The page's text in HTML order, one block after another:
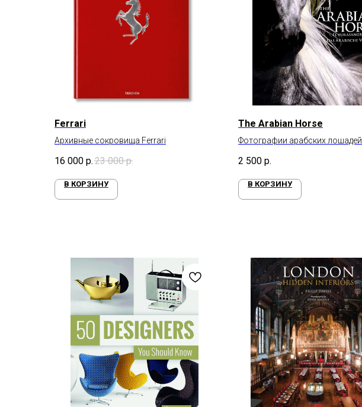
Ferrari
Архивные сокровища Ferrari
16 000 р. 23 000 р.
В КОРЗИНУ
The Arabian Horse
Фотографии арабских лошадей
2 500 р.
В КОРЗИНУ